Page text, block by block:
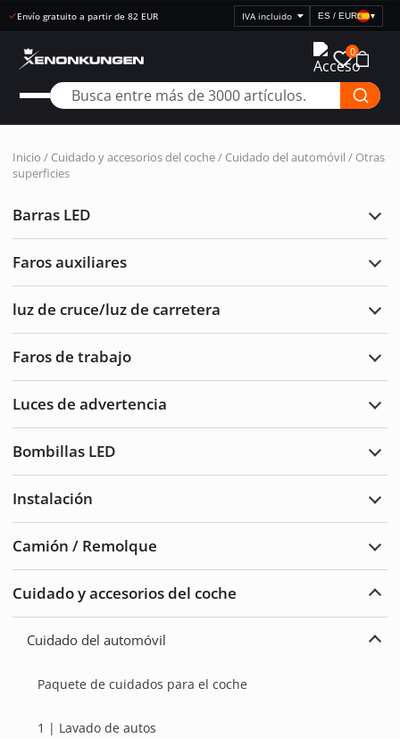
Envío gratuito a partir de 82 EUR
Seleccionar
visualización
precios
ES / EUR ▾
0
Inicio / Cuidado y accesorios del coche/ Cuidado del automóvil / Otras
superficies
Barras LED
Faros auxiliares
luz de cruce/luz de carretera
Faros de trabajo
Luces de advertencia
Bombillas LED
Instalación
Camión / Remolque
Cuidado y accesorios del coche
Cuidado del automóvil
Paquete de cuidados para el coche
1 | Lavado de autos